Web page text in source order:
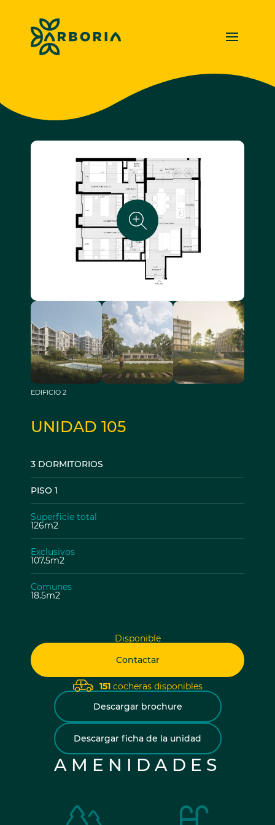
EDIFICIO 2
UNIDAD 105
3 DORMITORIOS
PISO 1
Superficie total
126m2
Exclusivos
107.5m2
Comunes
18.5m2
Disponible
Contactar
151cocheras disponibles
Descargar brochure
Descargar ficha de la unidad
AMENIDADES